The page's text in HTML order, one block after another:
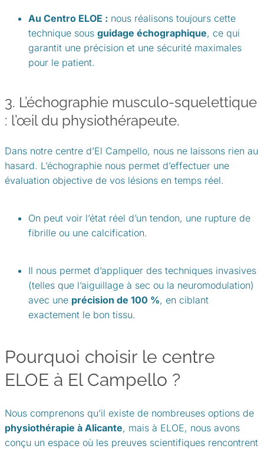
Au Centro ELOE : nous réalisons toujours cette
technique sous guidage échographique, ce qui
garantit une précision et une sécurité maximales
pour le patient.
3. L’échographie musculo-squelettique
: l’œil du physiothérapeute.
Dans notre centre d’El Campello, nous ne laissons rien au
hasard. L’échographie nous permet d’effectuer une
évaluation objective de vos lésions en temps réel.
On peut voir l’état réel d’un tendon, une rupture de
fibrille ou une calcification.
Il nous permet d’appliquer des techniques invasives
(telles que l’aiguillage à sec ou la neuromodulation)
avec une précision de 100 %, en ciblant
exactement le bon tissu.
Pourquoi choisir le centre
ELOE à El Campello ?
Nous comprenons qu’il existe de nombreuses options de
physiothérapie à Alicante, mais à ELOE, nous avons
conçu un espace où les preuves scientifiques rencontrent